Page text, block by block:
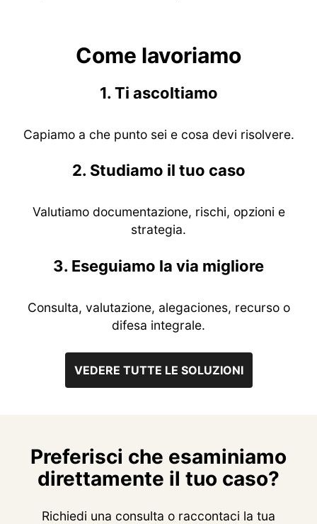
Come lavoriamo
1. Ti ascoltiamo
Capiamo a che punto sei e cosa devi risolvere.
2. Studiamo il tuo caso
Valutiamo documentazione, rischi, opzioni e
strategia.
3. Eseguiamo la via migliore
Consulta, valutazione, alegaciones, recurso o
difesa integrale.
VEDERE TUTTE LE SOLUZIONI
Preferisci che esaminiamo
direttamente il tuo caso?
Richiedi una consulta o raccontaci la tua